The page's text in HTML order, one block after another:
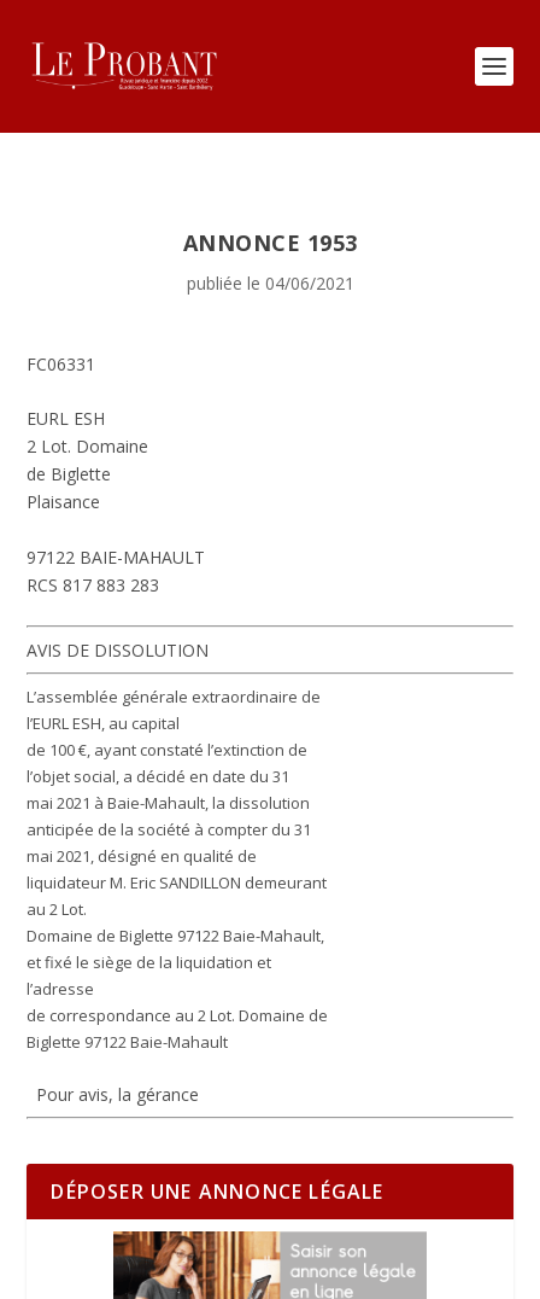
ANNONCE 1953
publiée le 04/06/2021
FC06331
EURL ESH
2 Lot. Domaine
de Biglette
Plaisance
97122 BAIE-MAHAULT
RCS 817 883 283
AVIS DE DISSOLUTION
L’assemblée générale extraordinaire de
l’EURL ESH, au capital
de 100 €, ayant constaté l’extinction de
l’objet social, a décidé en date du 31
mai 2021 à Baie-Mahault, la dissolution
anticipée de la société à compter du 31
mai 2021, désigné en qualité de
liquidateur M. Eric SANDILLON demeurant
au 2 Lot.
Domaine de Biglette 97122 Baie-Mahault,
et fixé le siège de la liquidation et
l’adresse
de correspondance au 2 Lot. Domaine de
Biglette 97122 Baie-Mahault
Pour avis, la gérance
DÉPOSER UNE ANNONCE LÉGALE